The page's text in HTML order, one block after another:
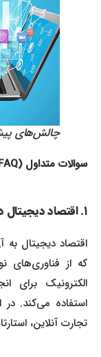
چالش‌های
سوالات متداول (FAQ) در مورد اقتصاد دیجیتال در ایران
اقتصاد دیجیتال به
که از فناوری‌های
الکترونیک برای
استفاده می‌کند. در
تجارت آنلاین،